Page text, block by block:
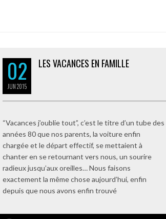
02
JUN2015
LES VACANCES EN FAMILLE
“Vacances j’oublie tout”, c’est le titre d’un tube des
années 80 que nos parents, la voiture enfin
chargée et le départ effectif, se mettaient à
chanter en se retournant vers nous, un sourire
radieux jusqu’aux oreilles… Nous faisons
exactement la même chose aujourd’hui, enfin
depuis que nous avons enfin trouvé